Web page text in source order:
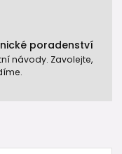
poradenství
návody. Zavolejte,